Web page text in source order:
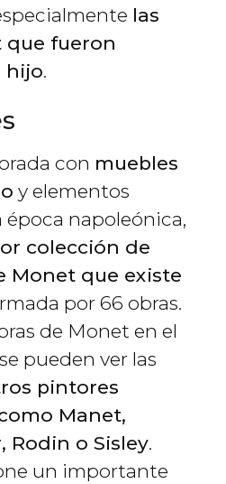
las
que fueron
hijo.
con muebles
y elementos
época napoleónica,
colección de
Monet que existe
por 66 obras.
de Monet en el
pueden ver las
pintores
Manet,
Rodin o Sisley.
un importante